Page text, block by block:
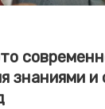
знаниями и